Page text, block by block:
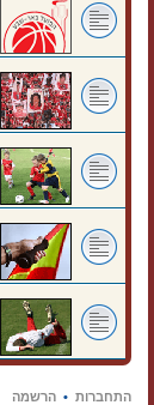
התחברות • הרשמה